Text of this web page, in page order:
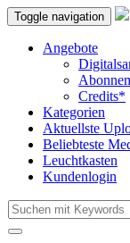
Toggle navigation
Angebote
Credits*
Kategorien
Aktuellste
Beliebteste
Leuchtkasten
Kundenlogin